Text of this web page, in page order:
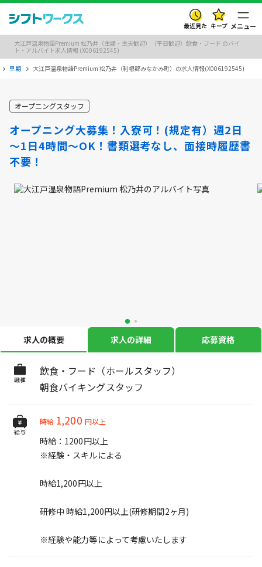
最近見た キープ メニュー
大江戸温泉物語Premium 松乃井（主婦・主夫歓迎）（平日歓迎）飲食・フード のバイ
ト・アルバイト求人情報 (X006192545)
早朝 大江戸温泉物語Premium 松乃井（利根郡みなかみ町）の求人情報(X006192545)
オープニングスタッフ
オープニング大募集！入寮可！(規定有）週2日
～1日4時間～OK！書類選考なし、面接時履歴書
不要！
求人の概要 求人の詳細 応募資格
職種
飲食・フード（ホールスタッフ）
朝食バイキングスタッフ
給与
時給 1,200 円以上
時給：1200円以上
※経験・スキルによる
時給1,200円以上
研修中 時給1,200円以上(研修期間2ヶ月)
※経験や能力等によって考慮いたします